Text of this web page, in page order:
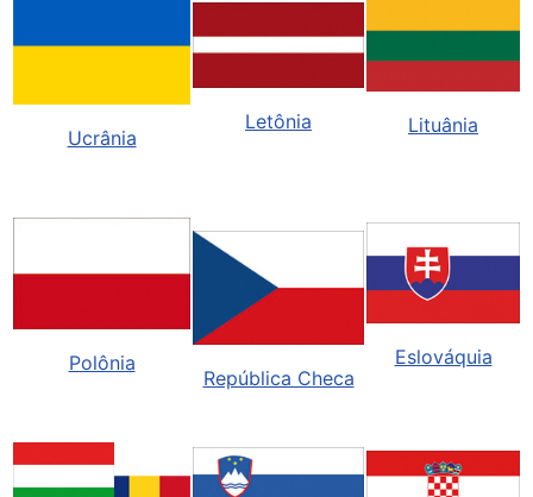
Ucrânia
Letônia Lituânia
Polônia
República Checa
Eslováquia